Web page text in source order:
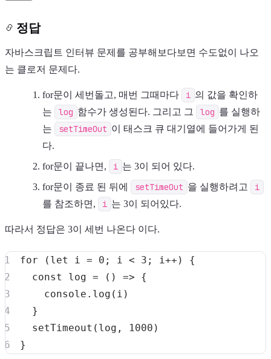
정답
자바스크립트 인터뷰 문제를 공부해보다보면 수도없이 나오
는 클로저 문제다.
for문이 세번돌고, 매번 그때마다 i 의 값을 확인하
는
log 함수가 생성된다. 그리고 그 log 를 실행하
는
setTimeOut 이 태스크 큐 대기열에 들어가게 된
다.
for문이 끝나면,
i 는 3이 되어 있다.
for문이 종료 된 뒤에
setTimeOut 을 실행하려고 i
를 참조하면, i 는 3이 되어있다.
따라서 정답은 3이 세번 나온다 이다.
for ( let i = 0 ; i < 3 ; i++ )
{
const
log = ( ) =>
{
console . log ( i )
}
setTimeout ( log , 1000 )
}